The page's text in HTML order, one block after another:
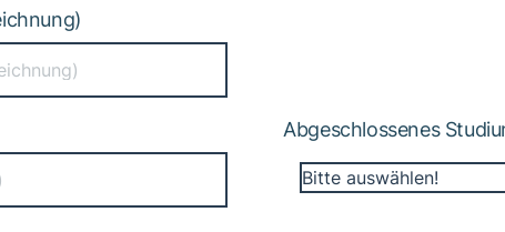
Abgeschlossenes
Bitte auswählen!